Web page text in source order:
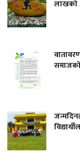
लाखको